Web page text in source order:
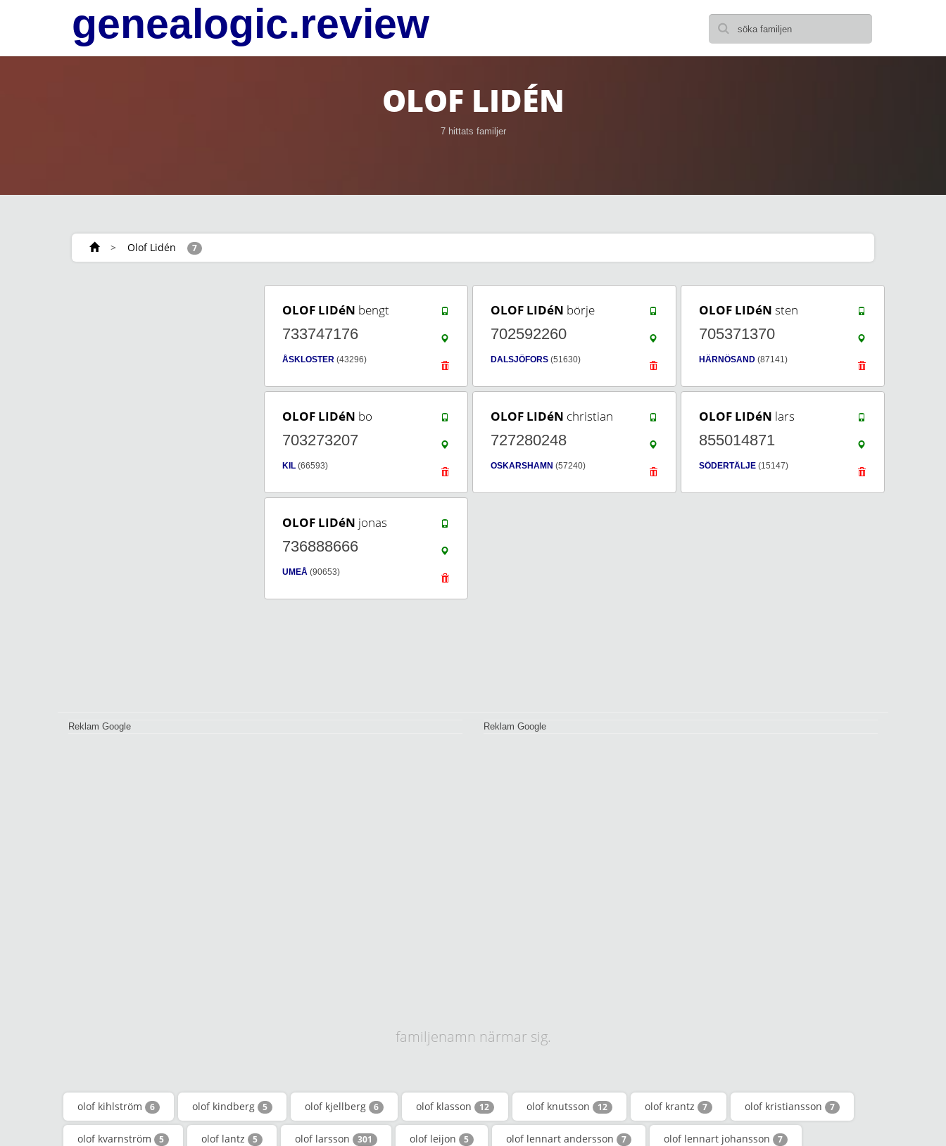
genealogic.review
OLOF LIDÉN
7 hittats familjer
> Olof Lidén 7
OLOF LIDéN bengt
733747176
ÅSKLOSTER (43296)
OLOF LIDéN börje
702592260
DALSJÖFORS (51630)
OLOF LIDéN sten
705371370
HÄRNÖSAND (87141)
OLOF LIDéN bo
703273207
KIL (66593)
OLOF LIDéN christian
727280248
OSKARSHAMN (57240)
OLOF LIDéN lars
855014871
SÖDERTÄLJE (15147)
OLOF LIDéN jonas
736888666
UMEÅ (90653)
Reklam Google Reklam Google
familjenamn närmar sig.
olof kihlström 6 olof kindberg 5 olof kjellberg 6 olof klasson 12 olof knutsson 12 olof krantz 7 olof kristiansson 7
olof kvarnström 5 olof lantz 5 olof larsson 301 olof leijon 5 olof lennart andersson 7 olof lennart johansson 7